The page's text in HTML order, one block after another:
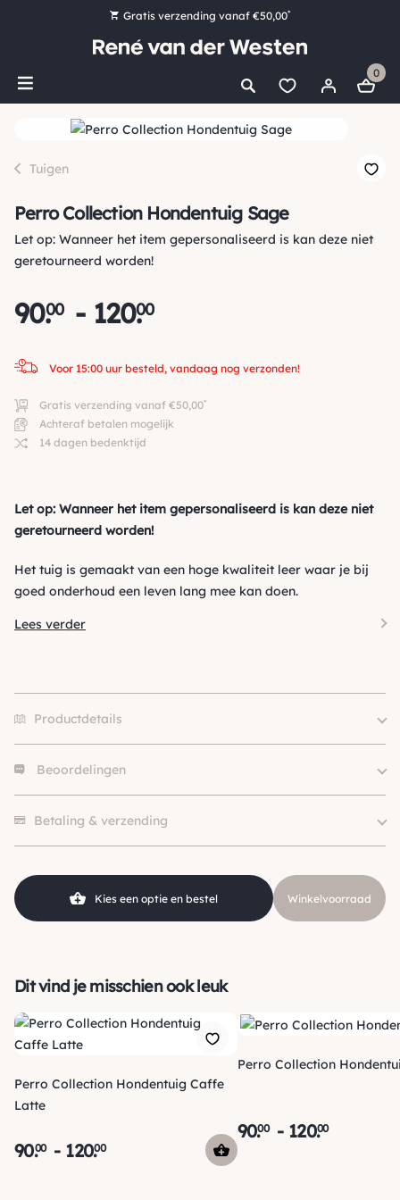
Gratis verzending vanaf €50,00*
Bestel nu, betaal later met Klarna
Ruim 16.000 artikelen op voorraad
0
Tuigen
Perro Collection Hondentuig Sage
Let op: Wanneer het item gepersonaliseerd is kan deze niet
geretourneerd worden!
90.
00 - 120.
00
Voor 15:00 uur besteld, vandaag nog verzonden!
Gratis verzending vanaf €50,00*
Achteraf betalen mogelijk
14 dagen bedenktijd
Let op: Wanneer het item gepersonaliseerd is kan deze niet
geretourneerd worden!
Het tuig is gemaakt van een hoge kwaliteit leer waar je bij
goed onderhoud een leven lang mee kan doen.
Lees verder
Productdetails
S – 1.5, S – 2.0, L/XL, XXS, XS,
M, L, L-XL, XL
Merk
Hondgrootte
Kleur
Groen
Materiaal
Leer
Beoordelingen
Betaling & verzending
Kies een optie en bestel Winkelvoorraad
Dit vind je misschien ook leuk
Perro Collection Hondentuig Caffe
Latte
90.00 - 120.00
Perro Collection
90.00 - 120.00